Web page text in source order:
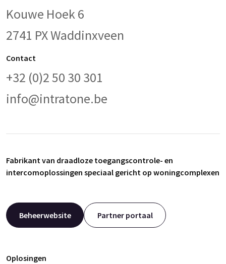
Kouwe Hoek 6
2741 PX Waddinxveen
Contact
+32 (0)2 50 30 301
info@intratone.be
Fabrikant van draadloze toegangscontrole- en
intercomoplossingen speciaal gericht op woningcomplexen
Beheerwebsite Partner portaal
Oplosingen